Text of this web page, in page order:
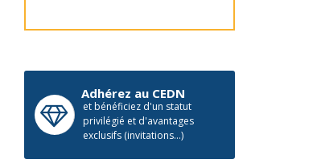
Adhérez au CEDN
et bénéficiez d'un statut
privilégié et d'avantages
exclusifs (invitations...)